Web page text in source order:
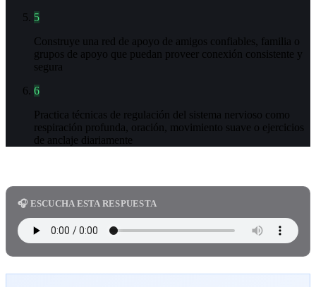
5
Construye una red de apoyo de amigos confiables, familia o
grupos de apoyo que puedan proveer conexión consistente y
segura
6
Practica técnicas de regulación del sistema nervioso como
respiración profunda, oración, movimiento suave o ejercicios
de anclaje diariamente
🎧 ESCUCHA ESTA RESPUESTA